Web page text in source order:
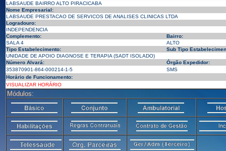
LABSAUDE BAIRRO ALTO PIRACICABA
Nome Empresarial:
LABSAUDE PRESTACAO DE SERVICOS DE ANALISES CLINICAS LTDA
Logradouro:
INDEPENDENCIA
Complemento:
Bairro:
SALA 4
ALTO
Tipo Estabelecimento:
Sub Tipo
UNIDADE DE APOIO DIAGNOSE E TERAPIA (SADT ISOLADO)
Número Alvará:
Órgão Expedidor:
353870901-864-000214-1-5
SMS
Horário de Funcionamento:
VISUALIZAR HORÁRIO
Módulos: